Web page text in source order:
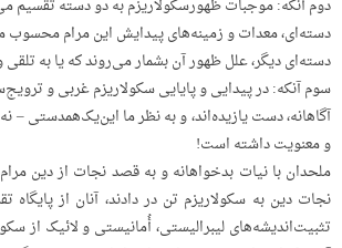
دوم‌ آنکه: موجبات‌ ظهورسکولاریزم‌ به‌ دو دسته‌ تقسیم‌
دسته‌ای، معد‌ات‌ و زمینه‌های‌ پیدایش‌ این‌ مرام‌
دسته‌ای‌ دیگر، علل‌ ظهور آن‌ بشمار می‌روند که‌ یا به‌
سوم‌ آنکه: در پیدایی‌ و پایایی‌ سکولاریزم‌ غربی‌ و
آگاهانه، دست‌ یازیده‌اند، و به‌ نظر ما این‌یک‌همدستی‌ –
و معنویت‌ داشته‌ است!
ملحدان‌ با نیات‌ بدخواهانه‌ و به‌ قصد نجات‌ از دین‌
نجات‌ دین‌ به‌ سکولاریزم‌ تن‌ در دادند، آنان‌ از
تثبیت‌اندیشه‌های‌ لیبرالیستی، أُمانیستی‌ و لائیک‌ از